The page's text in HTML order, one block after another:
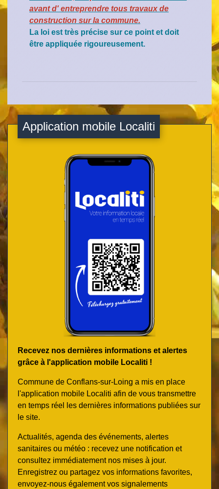
avant d' entreprendre tous travaux de
construction sur la commune.
La loi est très précise sur ce point et doit
être appliquée rigoureusement.
Application mobile Localiti
Recevez nos dernières informations et alertes
grâce à l'application mobile Localiti !
Commune de Conflans-sur-Loing a mis en place
l'application mobile Localiti afin de vous transmettre
en temps réel les dernières informations publiées sur
le site.
Actualités, agenda des événements, alertes
sanitaires ou météo : recevez une notification et
consultez immédiatement nos mises à jour.
Enregistrez ou partagez vos informations favorites,
envoyez-nous également vos signalements